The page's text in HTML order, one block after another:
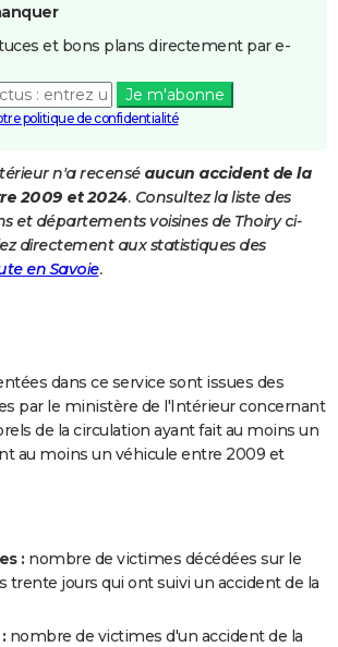
et bons plans directement par e-
Je m'abonne
politique de confidentialité
n'a recensé aucun accident de la
2009 et 2024. Consultez la liste des
et départements voisines de Thoiry ci-
directement aux statistiques des
en Savoie.
dans ce service sont issues des
par le ministère de l'Intérieur concernant
de la circulation ayant fait au moins un
au moins un véhicule entre 2009 et
: nombre de victimes décédées sur le
trente jours qui ont suivi un accident de la
nombre de victimes d'un accident de la